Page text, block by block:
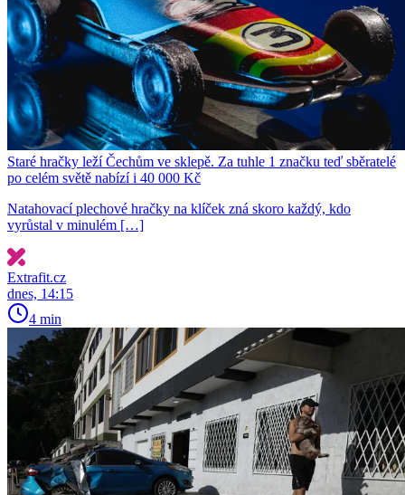
Staré hračky leží Čechům ve sklepě. Za tuhle 1 značku teď sběratelé
po celém světě nabízí i 40 000 Kč
Natahovací plechové hračky na klíček zná skoro každý, kdo
vyrůstal v minulém […]
Extrafit.cz
dnes, 14:15
4 min